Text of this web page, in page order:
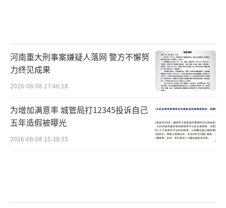
河南重大刑事案嫌疑人落网 警方不懈努
力终见成果
2026-08-08 17:46:18
为增加满意率 城管局打12345投诉自己
五年造假被曝光
2026-08-08 15:38:35